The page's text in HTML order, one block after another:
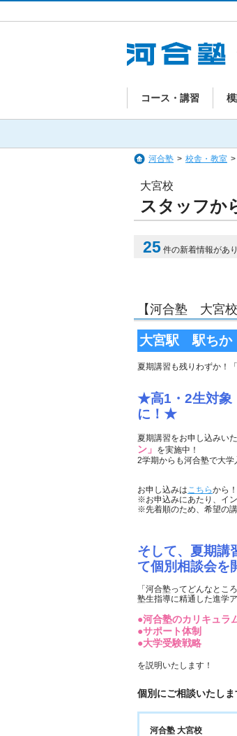
コース・講習
河合塾 > 校舎・教室 >
スタッフか
大宮校
25 件の新着情報があ
【河合塾 大宮
大宮駅 駅ちか
夏期講習も残りわずか！
★高1・2生対象
に！★
夏期講習をお申し込みい
ン」 を実施中！
2学期からも河合塾で大学
お申し込みはこちらから！
※お申込みにあたり、イ
※先着順のため、希望の
そして、夏期講
て個別相談会を
「河合塾ってどんなとこ
塾生指導に精通した進学
●河合塾のカリキュラ
●サポート体制
●大学受験戦略
を説明いたします！
個別にご相談いたし
河合塾 大宮校